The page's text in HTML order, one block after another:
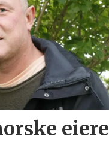
eiere